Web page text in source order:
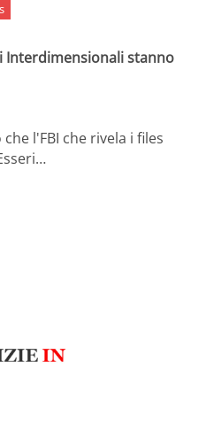
Interdimensionali stanno
l'FBI che rivela i files